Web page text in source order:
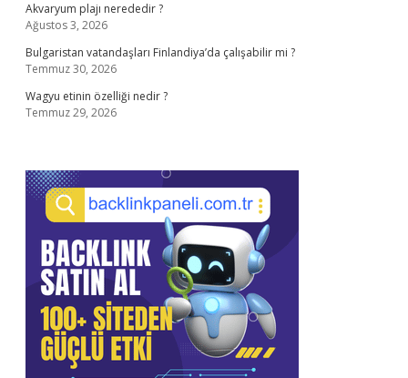
Akvaryum plajı nerededir ?
Ağustos 3, 2026
Bulgaristan vatandaşları Finlandiya’da çalışabilir mi ?
Temmuz 30, 2026
Wagyu etinin özelliği nedir ?
Temmuz 29, 2026